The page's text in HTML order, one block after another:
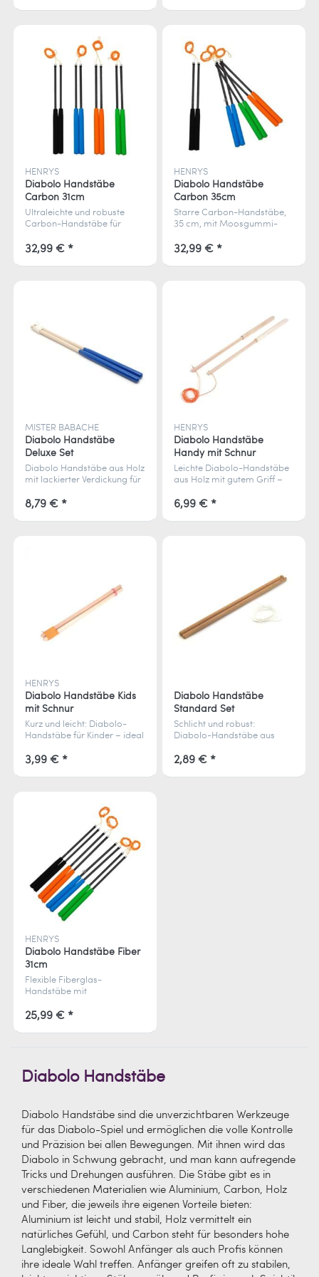
HENRYS
Diabolo Handstäbe
Carbon 31cm
Ultraleichte und robuste
Carbon-Handstäbe für
Diabolo-Tricks.
32,99 € *
HENRYS
Diabolo Handstäbe
Carbon 35cm
Starre Carbon-Handstäbe,
35 cm, mit Moosgummi-
Schnur für präzises Diabolo-
Spiel.
32,99 € *
MISTER BABACHE
Diabolo Handstäbe
Deluxe Set
Diabolo Handstäbe aus Holz
mit lackierter Verdickung für
Diabolo-Schnur, leicht und
stabil.
8,79 € *
HENRYS
Diabolo Handstäbe
Handy mit Schnur
Leichte Diabolo-Handstäbe
aus Holz mit gutem Griff –
sofortigen Spielspaß.
6,99 € *
HENRYS
Diabolo Handstäbe Kids
mit Schnur
Kurz und leicht: Diabolo-
Handstäbe für Kinder – ideal
Spielen, inkl. vormontierter
Schnur.
3,99 € *
Diabolo Handstäbe
Standard Set
Schlicht und robust:
Diabolo-Handstäbe aus
einfachen Selbstmontage.
2,89 € *
HENRYS
Diabolo Handstäbe Fiber
31cm
Flexible Fiberglas-
Handstäbe mit
Handgelenke und bietet
hohen Spielkomfort, inkl.
Schnur.
25,99 € *
Diabolo Handstäbe
Diabolo Handstäbe sind die unverzichtbaren Werkzeuge
für das Diabolo-Spiel und ermöglichen die volle Kontrolle
und Präzision bei allen Bewegungen. Mit ihnen wird das
Diabolo in Schwung gebracht, und man kann aufregende
Tricks und Drehungen ausführen. Die Stäbe gibt es in
verschiedenen Materialien wie Aluminium, Carbon, Holz
und Fiber, die jeweils ihre eigenen Vorteile bieten:
Aluminium ist leicht und stabil, Holz vermittelt ein
natürliches Gefühl, und Carbon steht für besonders hohe
Langlebigkeit. Sowohl Anfänger als auch Profis können
ihre ideale Wahl treffen. Anfänger greifen oft zu stabilen,